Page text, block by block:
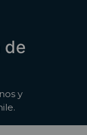
de
y